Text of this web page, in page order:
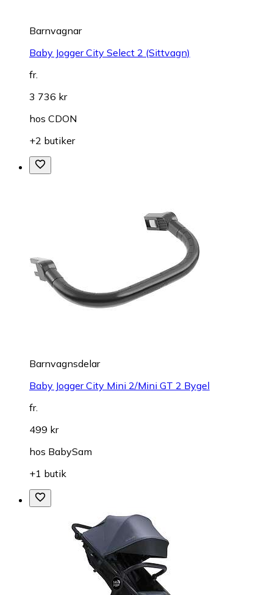
Barnvagnar
Baby Jogger City Select 2 (Sittvagn)
fr.
3 736 kr
hos CDON
+2 butiker
Barnvagnsdelar
Baby Jogger City Mini 2/Mini GT 2 Bygel
fr.
499 kr
hos BabySam
+1 butik